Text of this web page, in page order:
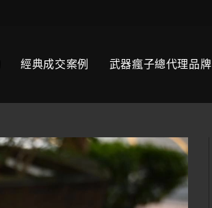
經典成交案例 武器瘋子總代理品牌